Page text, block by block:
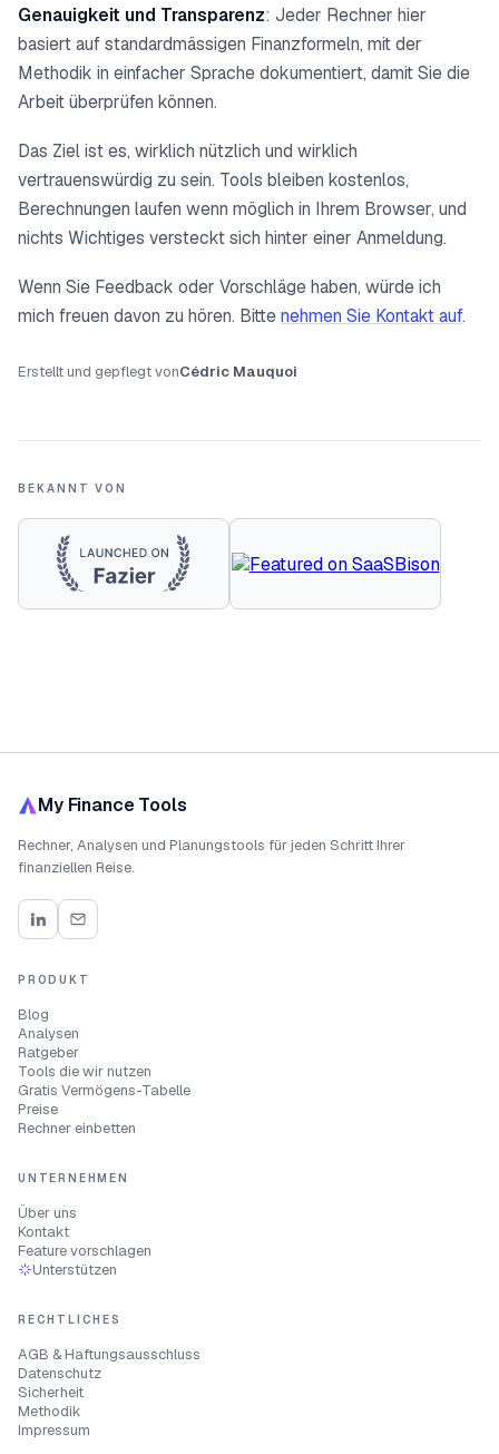
Genauigkeit und Transparenz: Jeder Rechner hier
basiert auf standardmässigen Finanzformeln, mit der
Methodik in einfacher Sprache dokumentiert, damit Sie die
Arbeit überprüfen können.
Das Ziel ist es, wirklich nützlich und wirklich
vertrauenswürdig zu sein. Tools bleiben kostenlos,
Berechnungen laufen wenn möglich in Ihrem Browser, und
nichts Wichtiges versteckt sich hinter einer Anmeldung.
Wenn Sie Feedback oder Vorschläge haben, würde ich
mich freuen davon zu hören. Bittenehmen Sie Kontakt auf.
Erstellt und gepflegt vonCédric Mauquoi
BEKANNT VON
My Finance Tools
Rechner, Analysen und Planungstools für jeden Schritt Ihrer
finanziellen Reise.
PRODUKT
Blog
Analysen
Ratgeber
Tools die wir nutzen
Gratis Vermögens-Tabelle
Preise
Rechner einbetten
UNTERNEHMEN
Über uns
Kontakt
Feature vorschlagen
Unterstützen
RECHTLICHES
AGB & Haftungsausschluss
Datenschutz
Sicherheit
Methodik
Impressum